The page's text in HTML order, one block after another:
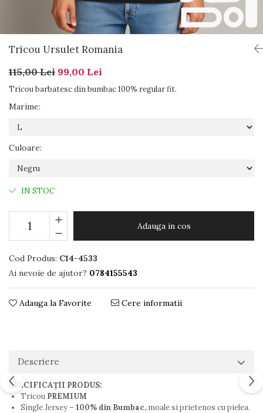
Tricou Ursulet Romania
115,00 Lei 99,00 Lei
Tricou barbatesc din bumbac 100% regular fit.
Marime:
Culoare:
IN STOC
Adauga in cos
Cod Produs: C14-4533
Ai nevoie de ajutor? 0784155543
Adauga la Favorite Cere informatii
Descriere
SPECIFICAȚII PRODUS:
Tricou PREMIUM
Single Jersey – 100% din Bumbac, moale si prietenos cu pielea.